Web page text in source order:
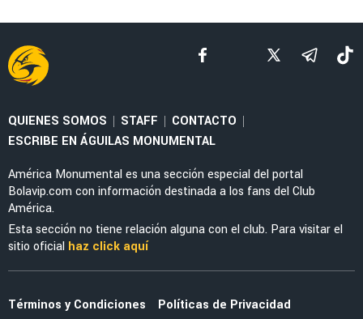
LEAGUES CUP 2026
Óscar Perea y Edwin Cerillo, fuera del debut
de América en Leagues Cup